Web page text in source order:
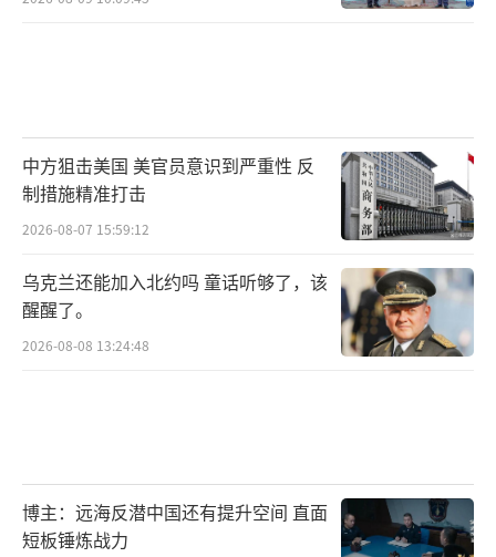
中方狙击美国 美官员意识到严重性 反
制措施精准打击
2026-08-07 15:59:12
乌克兰还能加入北约吗 童话听够了，该
醒醒了。
2026-08-08 13:24:48
博主：远海反潜中国还有提升空间 直面
短板锤炼战力